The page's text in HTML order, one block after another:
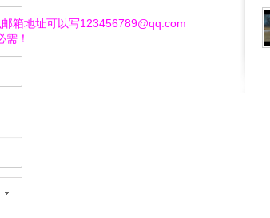
箱地址可以写123456789@qq.com
！